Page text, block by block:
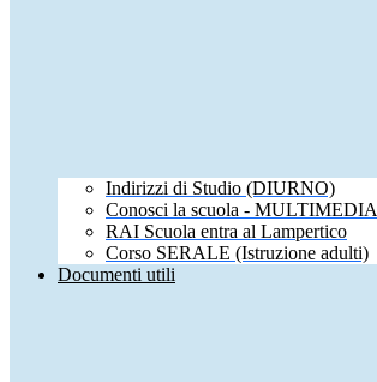
Indirizzi di Studio (DIURNO)
Conosci la scuola - MULTIMEDIA
RAI Scuola entra al Lampertico
Corso SERALE (Istruzione adulti)
Documenti utili